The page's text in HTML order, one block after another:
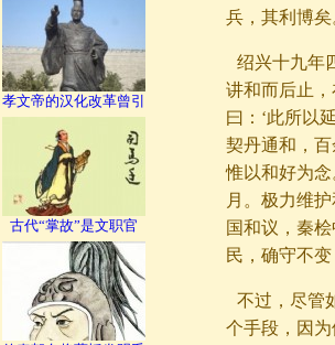
孝文帝的汉化改革曾引
古代“掌故”是文职官
兵，其利博
绍兴十九年
讲和而后止
曰：‘此所以
契丹通和，
惟以和好为
月。极力维
国和议，秦
民，确守不
不过，尽管
个手段，因